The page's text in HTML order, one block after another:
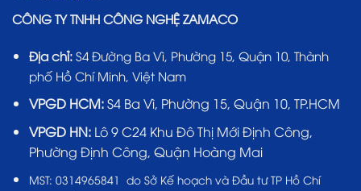
CÔNG TY TNHH CÔNG NGHỆ ZAMACO
Địa chỉ: S4 Đường Ba Vì, Phường 15, Quận 10, Thành
phố Hồ Chí Minh, Việt Nam
VPGD HCM:S4 Ba Vì, Phường 15, Quận 10, TP.HCM
VPGD HN:Lô 9 C24 Khu Đô Thị Mới Định Công,
Phường Định Công, Quận Hoàng Mai
MST: 0314965841 do Sở Kế hoạch và Đầu tư TP Hồ Chí